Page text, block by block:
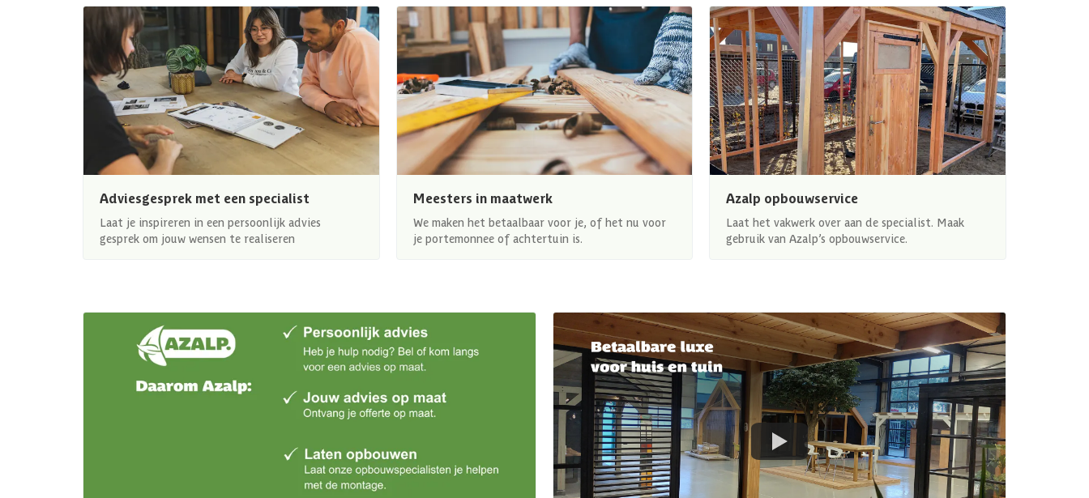
Adviesgesprek met een specialist
Laat je inspireren in een persoonlijk advies
gesprek om jouw wensen te realiseren
Meesters in maatwerk
We maken het betaalbaar voor je, of het nu voor
je portemonnee of achtertuin is.
Azalp opbouwservice
Laat het vakwerk over aan de specialist. Maak
gebruik van Azalp’s opbouwservice.